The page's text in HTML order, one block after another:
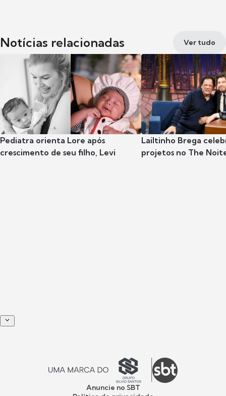
Notícias relacionadas Ver tudo
Pediatra orienta Lore após
crescimento de seu filho, Levi
Lailtinho Brega
projetos no The
Anuncie no SBT